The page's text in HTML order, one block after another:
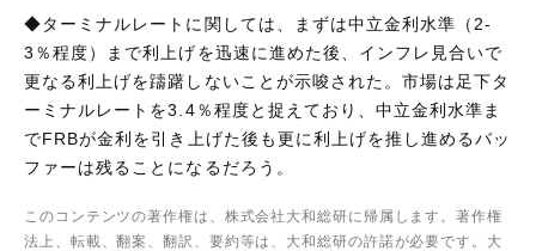
◆ターミナルレートに関しては、まずは中立金利水準（2-
3％程度）まで利上げを迅速に進めた後、インフレ見合いで
更なる利上げを躊躇しないことが示唆された。市場は足下タ
ーミナルレートを3.4％程度と捉えており、中立金利水準ま
でFRBが金利を引き上げた後も更に利上げを推し進めるバッ
ファーは残ることになるだろう。
このコンテンツの著作権は、株式会社大和総研に帰属します。著作権
法上、転載、翻案、翻訳、要約等は、大和総研の許諾が必要です。大